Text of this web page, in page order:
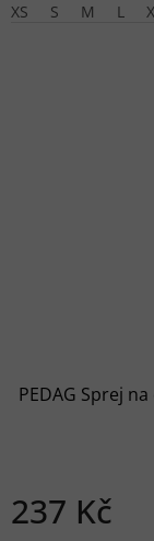
XS
S M L
PEDAG Sprej
237 Kč